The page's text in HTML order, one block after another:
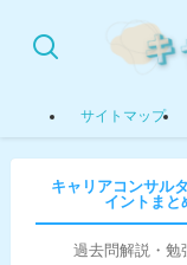
サイトマップ
キャリアコンサル
イントまと
過去問解説・勉